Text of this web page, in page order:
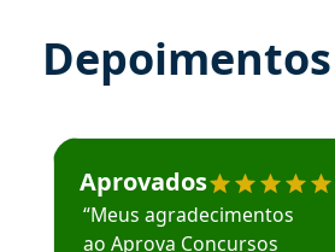
Depoimentos
Estudante José recomenda o
Aprovados
“Meus agradecimentos
ao Aprova Concursos